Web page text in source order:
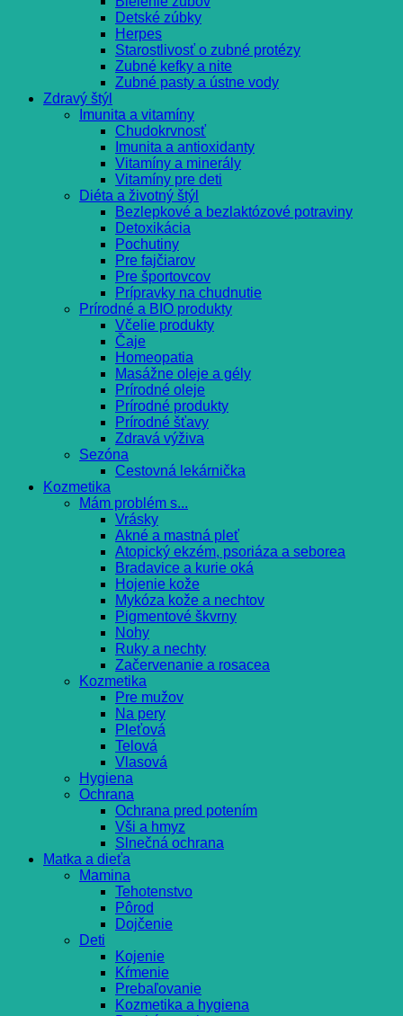
Detské zúbky
Herpes
Starostlivosť o zubné protézy
Zubné kefky a nite
Zubné pasty a ústne vody
Zdravý štýl
Imunita a vitamíny
Chudokrvnosť
Imunita a antioxidanty
Vitamíny a minerály
Vitamíny pre deti
Diéta a životný štýl
Bezlepkové a bezlaktózové potraviny
Detoxikácia
Pochutiny
Pre fajčiarov
Pre športovcov
Prípravky na chudnutie
Prírodné a BIO produkty
Včelie produkty
Čaje
Homeopatia
Masážne oleje a gély
Prírodné oleje
Prírodné produkty
Prírodné šťavy
Zdravá výživa
Sezóna
Cestovná lekárnička
Kozmetika
Mám problém s...
Vrásky
Akné a mastná pleť
Atopický ekzém, psoriáza a seborea
Bradavice a kurie oká
Hojenie kože
Mykóza kože a nechtov
Pigmentové škvrny
Nohy
Ruky a nechty
Začervenanie a rosacea
Kozmetika
Pre mužov
Na pery
Pleťová
Telová
Vlasová
Hygiena
Ochrana
Ochrana pred potením
Vši a hmyz
Slnečná ochrana
Matka a dieťa
Mamina
Tehotenstvo
Pôrod
Dojčenie
Deti
Kojenie
Kŕmenie
Prebaľovanie
Kozmetika a hygiena